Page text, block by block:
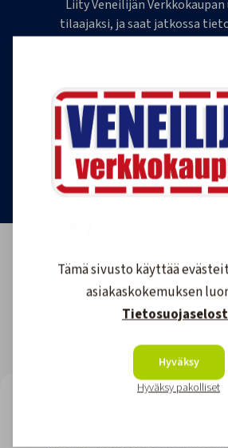
Liity Veneilijän
tilaajaksi, ja saat jatkossa
tilauksen milloin
Tilaa uutiskirje
Tämä sivusto käyttää
asiakaskokemuksen
Hyväksy
Hyväksy pakolliset